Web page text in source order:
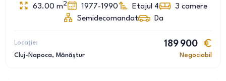
63.00 m2 1977-1990 Etajul 4 3 camere
Semidecomandat
Da
Locație:
Cluj-Napoca, Mănăștur
189 900
Negociabil